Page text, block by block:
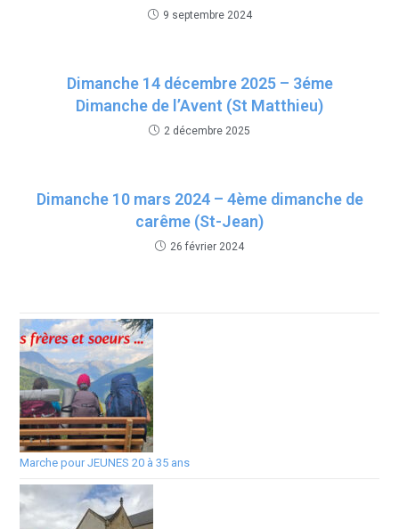
9 septembre 2024
Dimanche 14 décembre 2025 – 3éme
Dimanche de l’Avent (St Matthieu)
2 décembre 2025
Dimanche 10 mars 2024 – 4ème dimanche de
carême (St-Jean)
26 février 2024
Marche pour JEUNES 20 à 35 ans